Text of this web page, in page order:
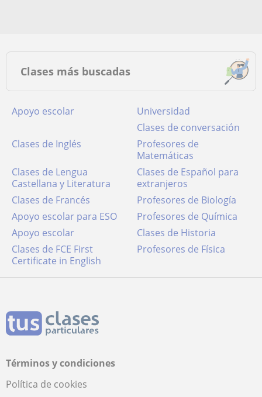
Clases más buscadas
Apoyo escolar
Universidad
Clases de conversación
Clases de Inglés
Profesores de
Matemáticas
Clases de Lengua
Castellana y Literatura
Clases de Español para
extranjeros
Clases de Francés
Profesores de Biología
Apoyo escolar para ESO
Profesores de Química
Apoyo escolar
Clases de Historia
Clases de FCE First
Certificate in English
Profesores de Física
Términos y condiciones
Política de cookies